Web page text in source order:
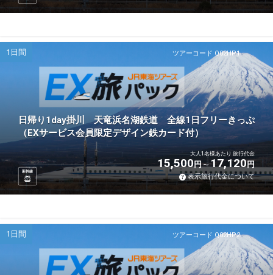
ツアーコード Q02HP1
1日間
日帰り1day掛川 天竜浜名湖鉄道 全線1日フリーきっぷ
（EXサービス会員限定デザイン鉄カード付）
新幹線
大人1名様あたり 旅行代金
15,500円 17,120円
表示旅行代金について
ツアーコード Q02HP2
1日間